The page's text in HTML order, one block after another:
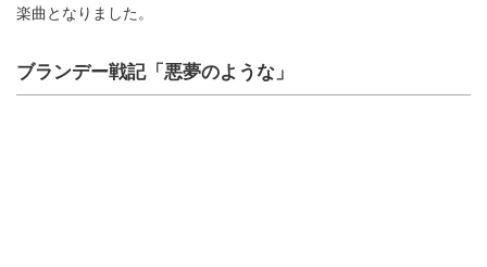
楽曲となりました。
ブランデー戦記「悪夢のような」